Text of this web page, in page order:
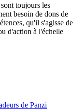
toujours les
besoin de dons de
qu'il s'agisse de
d'action à l'échelle
de Panzi